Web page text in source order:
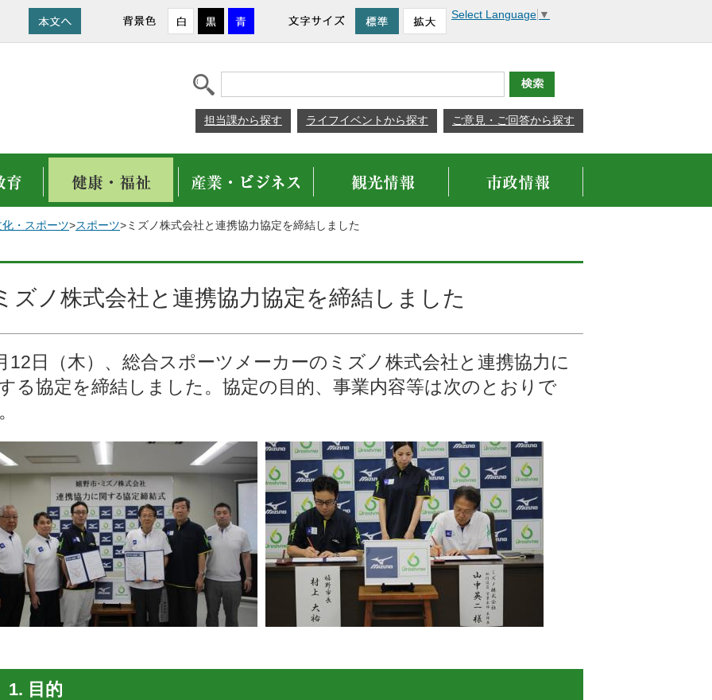
Select Language ▼
担当課から探す ライフイベントから探す ご意見・ご回答から探す
・スポーツ>スポーツ>ミズノ株式会社と連携協力協定を締結しました
ズノ株式会社と連携協力協定を締結しました
12日（木）、 総合スポーツメーカーのミズノ株式会社と連携協力に
る協定を締結しました。協定の目的、事業内容等は次のとおりで
1. 目的